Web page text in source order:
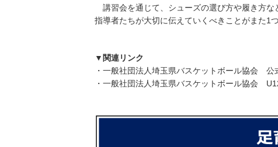
講習会を通じて、シューズの選び方や履き方な
指導者たちが大切に伝えていくべきことがまた1
▼関連リンク
・一般社団法人埼玉県バスケットボール協会 公
・一般社団法人埼玉県バスケットボール協会